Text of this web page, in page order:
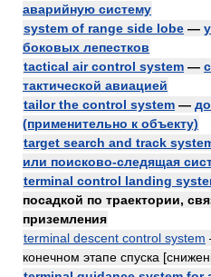
аварийную систему
system of range side lobe —
боковых лепестков
tactical air control system —
тактической авиацией
tailor the control system —
(применительно к объекту)
target search and track
или поисково-следящая
terminal control landing
посадкой по траектории,
приземления
terminal descent control system
конечном этапе спуска